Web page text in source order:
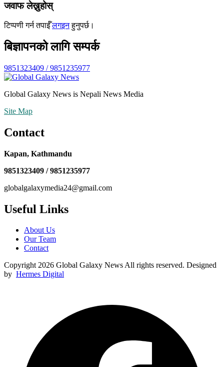
जवाफ लेख्नुहोस्
टिप्पणी गर्न तपाईँलगइनहुनुपर्छ।
बिज्ञापनको लागि सम्पर्क
9851323409 / 9851235977
Global Galaxy News is Nepali News Media
Site Map
Contact
Kapan, Kathmandu
9851323409 / 9851235977
globalgalaxymedia24@gmail.com
Useful Links
About Us
Our Team
Contact
Copyright 2026 Global Galaxy News All rights reserved. Designed
by Hermes Digital